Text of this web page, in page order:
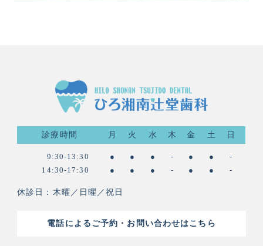
診療時間 月 火 水 木 金 土 日
9:30-13:30 ● ● ● - ● ●
-
14:30-17:30
● ● ● - ● ● -
休診日：木曜／日曜／祝日
電話によるご予約・お問い合わせはこちら